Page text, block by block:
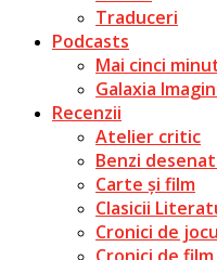
Traduceri
Podcasts
Mai cinci
Galaxia
Recenzii
Atelier critic
Benzi
Carte și film
Clasicii
Cronici de